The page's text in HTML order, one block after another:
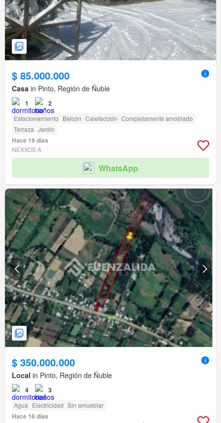
$ 85.000.000
Casa in Pinto, Región de Ñuble
1 2
Estacionamiento Balcón Calefacción Completamente amoblado
Terraza Jardín
Hace 19 días
NEXXOS A
WhatsApp
$ 350.000.000
Local in Pinto, Región de Ñuble
4 3
Agua Electricidad Sin amueblar
Hace 16 días